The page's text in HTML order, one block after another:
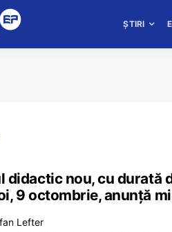
ȘTIRI
didactic nou, cu durată
9 octombrie, anunță
Lefter